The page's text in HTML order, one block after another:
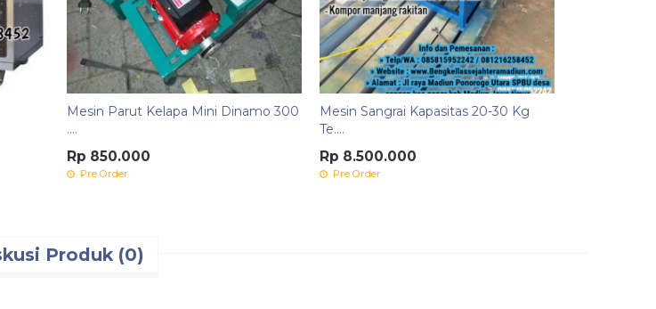
Mesin Parut Kelapa Mini Dinamo 300
....
Rp 850.000
Pre Order
Mesin Sangrai Kapasitas 20-30 Kg
Te....
Rp 8.500.000
Pre Order
Produk (0)